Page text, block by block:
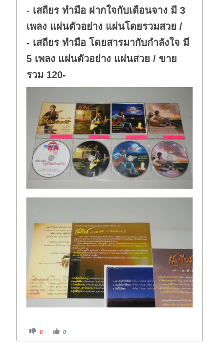
- เสถียร ทำมือ ฝากใจกับเดือนจาง มี 3
เพลง แผ่นตัวอย่าง แผ่นโดยรวมสวย /
- เสถียร ทำมือ โดยสารมากับกำลังใจ มี
5 เพลง แผ่นตัวอย่าง แผ่นสวย / ขาย
รวม 120-
C
i
0
C
i
0